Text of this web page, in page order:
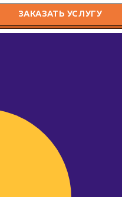
ЗАКАЗАТЬ УСЛУГУ